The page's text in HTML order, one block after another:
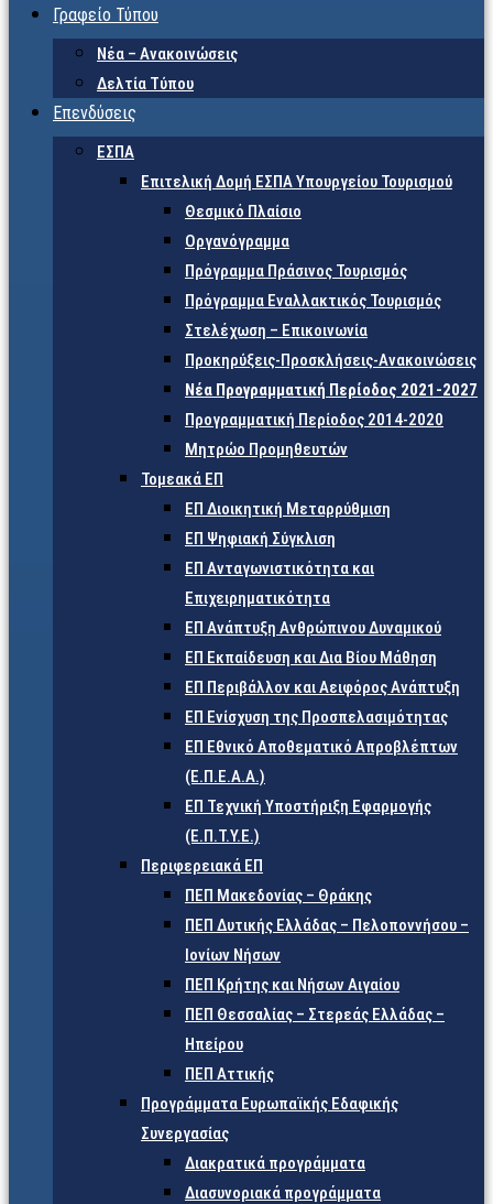
Γραφείο Τύπου
Νέα – Ανακοινώσεις
Δελτία Τύπου
Επενδύσεις
ΕΣΠΑ
Επιτελική Δομή ΕΣΠΑ Υπουργείου Τουρισμού
Θεσμικό Πλαίσιο
Οργανόγραμμα
Πρόγραμμα Πράσινος Τουρισμός
Πρόγραμμα Εναλλακτικός Τουρισμός
Στελέχωση – Επικοινωνία
Προκηρύξεις-Προσκλήσεις-Ανακοινώσεις
Νέα Προγραμματική Περίοδος 2021-2027
Προγραμματική Περίοδος 2014-2020
Μητρώο Προμηθευτών
Τομεακά ΕΠ
ΕΠ Διοικητική Μεταρρύθμιση
ΕΠ Ψηφιακή Σύγκλιση
ΕΠ Ανταγωνιστικότητα και
Επιχειρηματικότητα
ΕΠ Ανάπτυξη Ανθρώπινου Δυναμικού
ΕΠ Εκπαίδευση και Δια Βίου Μάθηση
ΕΠ Περιβάλλον και Αειφόρος Ανάπτυξη
ΕΠ Ενίσχυση της Προσπελασιμότητας
ΕΠ Εθνικό Αποθεματικό Απροβλέπτων
(Ε.Π.Ε.Α.Α.)
ΕΠ Τεχνική Υποστήριξη Εφαρμογής
(Ε.Π.Τ.Υ.Ε.)
Περιφερειακά ΕΠ
ΠΕΠ Μακεδονίας – Θράκης
ΠΕΠ Δυτικής Ελλάδας – Πελοποννήσου –
Ιονίων Νήσων
ΠΕΠ Κρήτης και Νήσων Αιγαίου
ΠΕΠ Θεσσαλίας – Στερεάς Ελλάδας –
Ηπείρου
ΠΕΠ Αττικής
Προγράμματα Ευρωπαϊκής Εδαφικής
Συνεργασίας
Διακρατικά προγράμματα
Διασυνοριακά προγράμματα